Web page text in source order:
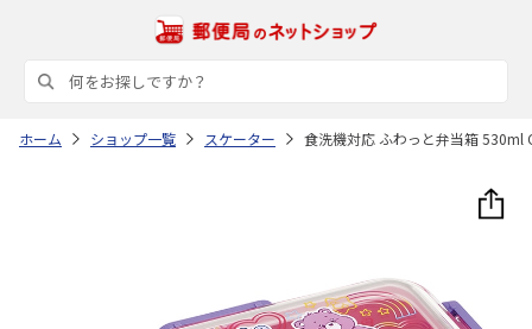
ホーム ショップ一覧 スケーター 食洗機対応 ふわっと弁当箱 530ml